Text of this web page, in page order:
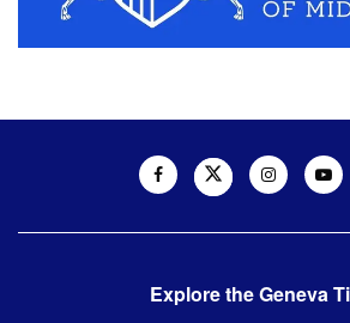
Explore the Geneva